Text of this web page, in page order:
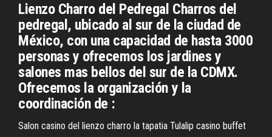
Lienzo Charro del Pedregal Charros del
pedregal, ubicado al sur de la ciudad de
México, con una capacidad de hasta 3000
personas y ofrecemos los jardines y
salones mas bellos del sur de la CDMX.
Ofrecemos la organización y la
coordinación de :
Salon casino del lienzo charro la tapatia Tulalip casino buffet